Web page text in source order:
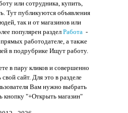
или сотрудника, купить,
Тут публикуются объявления
так и от магазинов или
популярен раздел Работа-
работодателе, а также
в подрубрике Ищут работу.
в пару кликов и совершенно
свой сайт. Для это в разделе
Вам нужно выбрать
кнопку "+Открыть магазин"